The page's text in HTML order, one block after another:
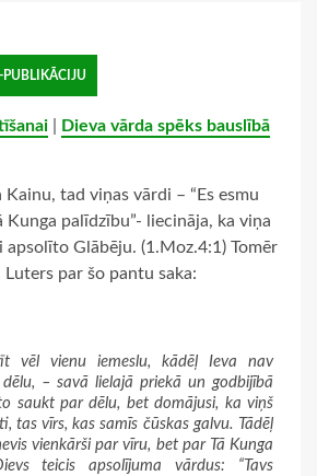
Dieva vārda spēks bauslībā
Kainu, tad viņas vārdi – “Es esmu
Kunga palīdzību”- liecināja, ka viņa
apsolīto Glābēju. (1.Moz.4:1) Tomēr
Luters par šo pantu saka:
vēl vienu iemeslu, kādēļ Ieva nav
– savā lielajā priekā un godbijībā
saukt par dēlu, bet domājusi, ka viņš
tas vīrs, kas samīs čūskas galvu. Tādēļ
vienkārši par vīru, bet par Tā Kunga
teicis apsolījuma vārdus: “Tavs